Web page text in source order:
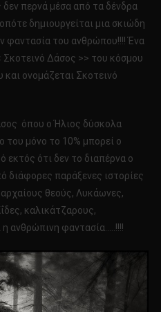
ΣΤΟ
ΣΚΟΤΕΙΝΟ
ΔΑΣΟΣ
ΤΗΣ
ΝΟΡΒΗΓΙΑΣ!!!!
δεν περνά μέσα από τα δένδρα
δημιουργείται μια σκιώδη
φαντασία του ανθρώπου!!!! Ένα
Δάσος >> του κόσμου
και ονομάζεται Σκοτεινό
όπου ο Ήλιος δύσκολα
του μόνο το 10% μπορεί ο
εκτός ότι δεν το διαπέρνα ο
διάφορες παράξενες ιστορίες
θεούς, Λυκάωνες,
καλικάτζαρους,
η ανθρώπινη φαντασία…..!!!!